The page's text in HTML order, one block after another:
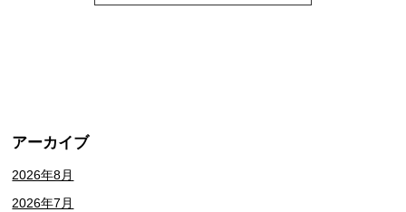
アーカイブ
2026年8月
2026年7月